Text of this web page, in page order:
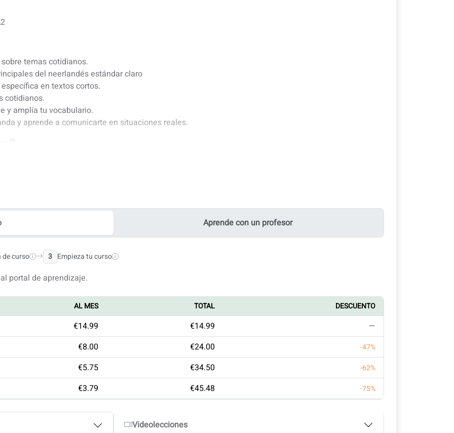
temas cotidianos.
del neerlandés estándar claro
en textos cortos.
cotidianos.
y amplía tu vocabulario.
y aprende a comunicarte en situaciones reales.
práctica intensiva.
y el vocabulario de NT2.
prácticas de conversación.
de estudio.
online.
Aprende con un profesor
de curso 3 Empieza tu curso
portal de aprendizaje.
AL MES TOTAL DESCUENTO
€14.99 €14.99
—
€8.00 €24.00 -47%
€5.75 €34.50 -62%
€3.79 €45.48 -75%
Videolecciones